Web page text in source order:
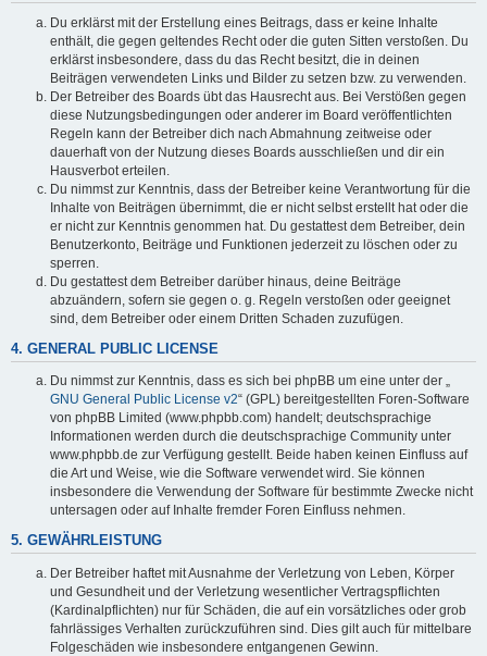
Du erklärst mit der Erstellung eines Beitrags, dass er keine Inhalte
enthält, die gegen geltendes Recht oder die guten Sitten verstoßen. Du
erklärst insbesondere, dass du das Recht besitzt, die in deinen
Beiträgen verwendeten Links und Bilder zu setzen bzw. zu verwenden.
Der Betreiber des Boards übt das Hausrecht aus. Bei Verstößen gegen
diese Nutzungsbedingungen oder anderer im Board veröffentlichten
Regeln kann der Betreiber dich nach Abmahnung zeitweise oder
dauerhaft von der Nutzung dieses Boards ausschließen und dir ein
Hausverbot erteilen.
Du nimmst zur Kenntnis, dass der Betreiber keine Verantwortung für die
Inhalte von Beiträgen übernimmt, die er nicht selbst erstellt hat oder die
er nicht zur Kenntnis genommen hat. Du gestattest dem Betreiber, dein
Benutzerkonto, Beiträge und Funktionen jederzeit zu löschen oder zu
sperren.
Du gestattest dem Betreiber darüber hinaus, deine Beiträge
abzuändern, sofern sie gegen o. g. Regeln verstoßen oder geeignet
sind, dem Betreiber oder einem Dritten Schaden zuzufügen.
4. GENERAL PUBLIC LICENSE
Du nimmst zur Kenntnis, dass es sich bei phpBB um eine unter der „
GNU General Public License v2“ (GPL) bereitgestellten Foren-Software
von phpBB Limited (www.phpbb.com) handelt; deutschsprachige
Informationen werden durch die deutschsprachige Community unter
www.phpbb.de zur Verfügung gestellt. Beide haben keinen Einfluss auf
die Art und Weise, wie die Software verwendet wird. Sie können
insbesondere die Verwendung der Software für bestimmte Zwecke nicht
untersagen oder auf Inhalte fremder Foren Einfluss nehmen.
5. GEWÄHRLEISTUNG
Der Betreiber haftet mit Ausnahme der Verletzung von Leben, Körper
und Gesundheit und der Verletzung wesentlicher Vertragspflichten
(Kardinalpflichten) nur für Schäden, die auf ein vorsätzliches oder grob
fahrlässiges Verhalten zurückzuführen sind. Dies gilt auch für mittelbare
Folgeschäden wie insbesondere entgangenen Gewinn.